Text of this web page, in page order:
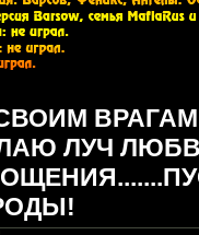
Тебе нравится
Да ну тебя
пытаются
ЛУЧ